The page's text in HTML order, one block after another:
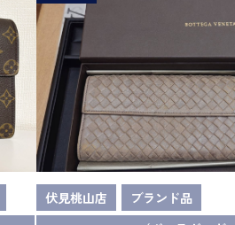
伏見桃山店
ブランド品